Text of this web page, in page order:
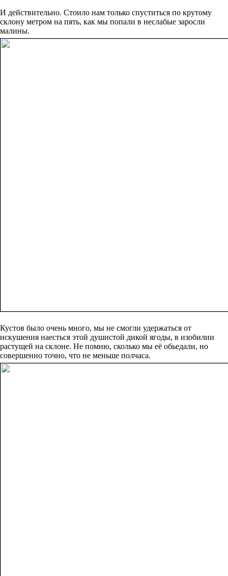
И действительно. Стоило нам только спуститься по крутому
склону метром на пять, как мы попали в неслабые заросли
малины.
Кустов было очень много, мы не смогли удержаться от
искушения наесться этой душистой дикой ягоды, в изобилии
растущей на склоне. Не помню, сколько мы её обьедали, но
совершенно точно, что не меньше полчаса.